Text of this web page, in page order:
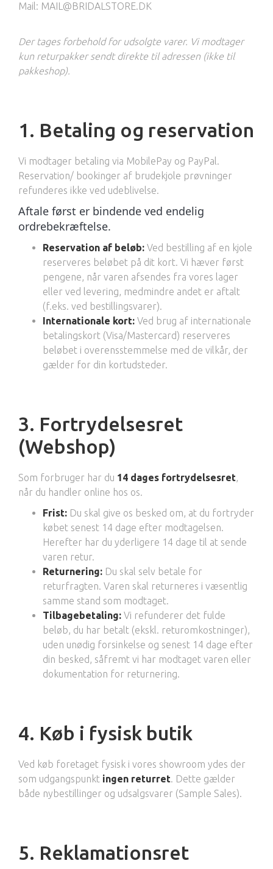
Mail: MAIL@BRIDALSTORE.DK
Der tages forbehold for udsolgte varer. Vi modtager
kun returpakker sendt direkte til adressen (ikke til
pakkeshop).
1. Betaling og reservation
Vi modtager betaling via MobilePay og PayPal.
Reservation/ bookinger af brudekjole prøvninger
refunderes ikke ved udeblivelse.
Aftale først er bindende ved endelig
ordrebekræftelse.
Reservation af beløb: Ved bestilling af en kjole
reserveres beløbet på dit kort. Vi hæver først
pengene, når varen afsendes fra vores lager
eller ved levering, medmindre andet er aftalt
(f.eks. ved bestillingsvarer).
Internationale kort: Ved brug af internationale
betalingskort (Visa/Mastercard) reserveres
beløbet i overensstemmelse med de vilkår, der
gælder for din kortudsteder.
3. Fortrydelsesret
(Webshop)
Som forbruger har du 14 dages fortrydelsesret,
når du handler online hos os.
Frist: Du skal give os besked om, at du fortryder
købet senest 14 dage efter modtagelsen.
Herefter har du yderligere 14 dage til at sende
varen retur.
Returnering: Du skal selv betale for
returfragten. Varen skal returneres i væsentlig
samme stand som modtaget.
Tilbagebetaling: Vi refunderer det fulde
beløb, du har betalt (ekskl. returomkostninger),
uden unødig forsinkelse og senest 14 dage efter
din besked, såfremt vi har modtaget varen eller
dokumentation for returnering.
4. Køb i fysisk butik
Ved køb foretaget fysisk i vores showroom ydes der
som udgangspunkt ingen returret. Dette gælder
både nybestillinger og udsalgsvarer (Sample Sales).
5. Reklamationsret